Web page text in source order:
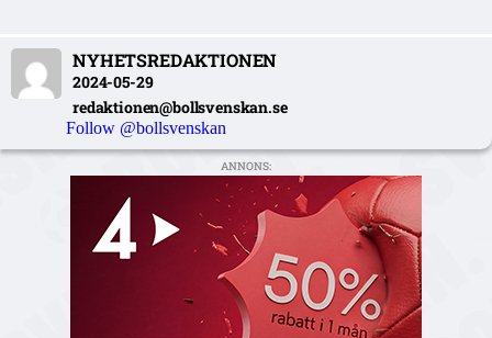
NYHETSREDAKTIONEN
2024-05-29
redaktionen@bollsvenskan.se
Follow @bollsvenskan
ANNONS: